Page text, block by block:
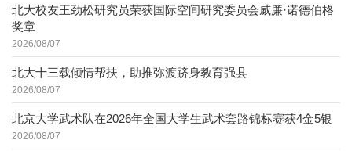
北大校友王劲松研究员荣获国际空间研究委员会威廉·诺德伯格
奖章
2026/08/07
北大十三载倾情帮扶，助推弥渡跻身教育强县
2026/08/07
北京大学武术队在2026年全国大学生武术套路锦标赛获4金5银
2026/08/07